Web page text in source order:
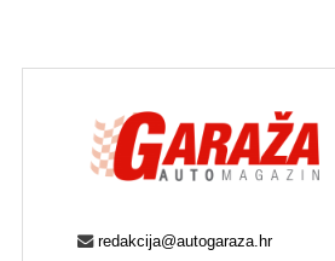
redakcija@autogaraza.hr